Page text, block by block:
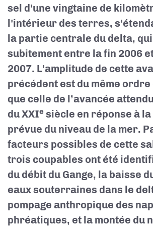
sel d'une vingtaine de
l'intérieur des terres,
la partie centrale du delta,
subitement entre la fin 2006
2007. L'amplitude de cette
précédent est du même
que celle de l’avancée
du XXIe siècle en réponse à la
prévue du niveau de la mer.
facteurs possibles de cette
trois coupables ont été
du débit du Gange, la baisse
eaux souterraines dans le
pompage anthropique des
phréatiques, et la montée du